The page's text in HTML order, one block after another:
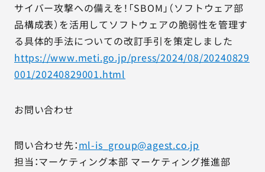
サイバー攻撃への備えを！「SBOM」（ソフトウェア部
品構成表）を活用してソフトウェアの脆弱性を管理す
る具体的手法についての改訂手引を策定しました
https://www.meti.go.jp/press/2024/08/20240829
001/20240829001.html
お問い合わせ
問い合わせ先：ml-is_group@agest.co.jp
担当：マーケティング本部 マーケティング推進部